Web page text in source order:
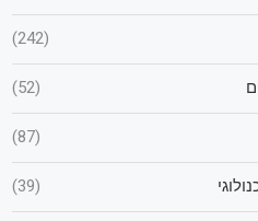
(242)
(52)
(87)
(39)